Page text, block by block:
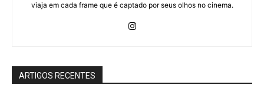
viaja em cada frame que é captado por seus olhos no cinema.
ARTIGOS RECENTES